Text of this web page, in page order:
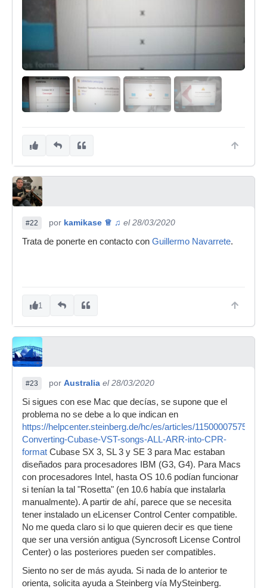
#22 por kamikase ♕ ♫ el 28/03/2020
Trata de ponerte en contacto con Guillermo Navarrete.
1
#23 por Australia el 28/03/2020
Si sigues con ese Mac que decías, se supone que el
problema no se debe a lo que indican en
https://helpcenter.steinberg.de/hc/es/articles/115000075750-
Converting-Cubase-VST-songs-ALL-ARR-into-CPR-
format Cubase SX 3, SL 3 y SE 3 para Mac estaban
diseñados para procesadores IBM (G3, G4). Para Macs
con procesadores Intel, hasta OS 10.6 podían funcionar
si tenían la tal "Rosetta" (en 10.6 había que instalarla
manualmente). A partir de ahí, parece que se necesita
tener instalado un eLicenser Control Center compatible.
No me queda claro si lo que quieren decir es que tiene
que ser una versión antigua (Syncrosoft License Control
Center) o las posteriores pueden ser compatibles.
Siento no ser de más ayuda. Si nada de lo anterior te
orienta, solicita ayuda a Steinberg vía MySteinberg.